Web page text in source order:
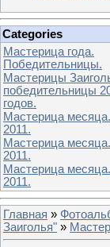
Categories
Мастерица года.
Победительницы.
Мастерицы
победительницы
годов.
Мастерица
2011.
Мастерица
2011.
Мастерица
2011.
Главная »
Заиголья" »